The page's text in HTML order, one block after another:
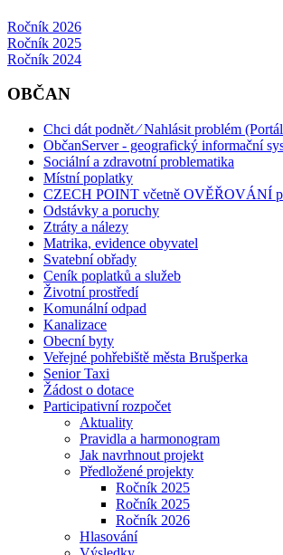
Ročník 2026
Ročník 2025
Ročník 2024
OBČAN
Chci dát podnět ⁄ Nahlásit problém
ObčanServer - geografický informační
Sociální a zdravotní problematika
Místní poplatky
CZECH POINT včetně OVĚŘOVÁNÍ
Odstávky a poruchy
Ztráty a nálezy
Matrika, evidence obyvatel
Svatební obřady
Ceník poplatků a služeb
Životní prostředí
Komunální odpad
Kanalizace
Obecní byty
Veřejné pohřebiště města Brušperka
Senior Taxi
Žádost o dotace
Participativní rozpočet
Aktuality
Pravidla a harmonogram
Jak navrhnout projekt
Předložené projekty
Ročník 2025
Ročník 2025
Ročník 2026
Hlasování